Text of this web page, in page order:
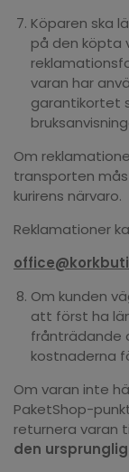
Köparen ska
på den köpta
varan har
garantikortet
Om
transporten
kurirens närvaro.
Reklamationer
Om kunden
att först ha
frånträdande
kostnaderna
Om varan inte
PaketShop-
returnera varan
den